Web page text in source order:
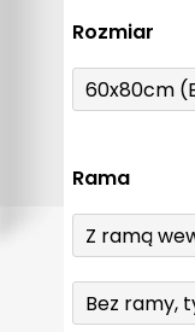
Rozmiar
60x80cm
Rama
Z ramą
Bez ramy,